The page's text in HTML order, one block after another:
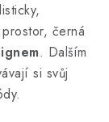
y,
černá
. Dalším
si svůj